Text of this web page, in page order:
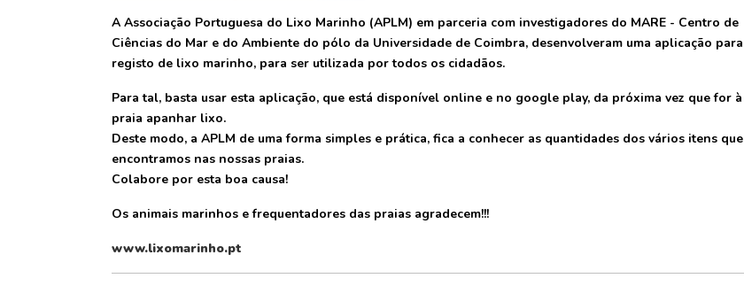
A Associação Portuguesa do Lixo Marinho (APLM) em parceria com investigadores do MARE - Centro de
Ciências do Mar e do Ambiente do pólo da Universidade de Coimbra, desenvolveram uma aplicação para
registo de lixo marinho, para ser utilizada por todos os cidadãos.
Para tal, basta usar esta aplicação, que está disponível online e no google play, da próxima vez que for à
praia apanhar lixo.
Deste modo, a APLM de uma forma simples e prática, fica a conhecer as quantidades dos vários itens que
encontramos nas nossas praias.
Colabore por esta boa causa!
Os animais marinhos e frequentadores das praias agradecem!!!
www.lixomarinho.pt